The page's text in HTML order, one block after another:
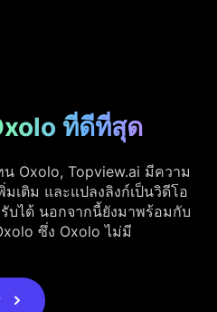
ที่ดีที่สุด
Oxolo, Topview.ai มีความ
เติม และแปลงลิงก์เป็นวิดีโอ
บได้ นอกจากนี้ยังมาพร้อมกับ
ซึ่ง Oxolo ไม่มี